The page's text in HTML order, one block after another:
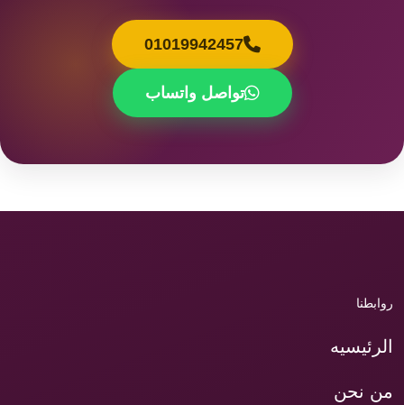
01019942457
تواصل واتساب
روابطنا
الرئيسيه
من نحن